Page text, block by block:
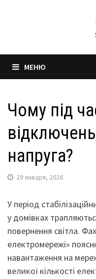
МЕНЮ
Чому під
напруга?
29 января, 2026
У період
у домівках
повернення світла.
електромережі»
навантаження на
великої кількості